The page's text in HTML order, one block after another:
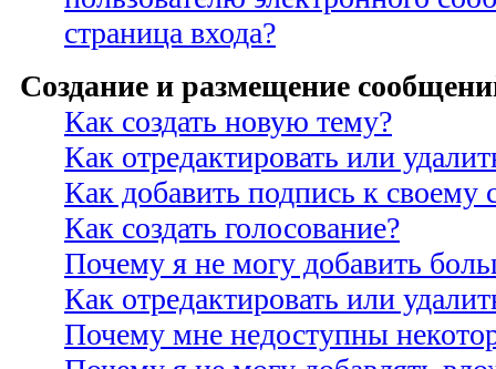
страница входа?
Создание и размещение
Как создать новую тему?
Как отредактировать или
Как добавить подпись к
Как создать голосование?
Почему я не могу добавить
Как отредактировать или
Почему мне недоступны